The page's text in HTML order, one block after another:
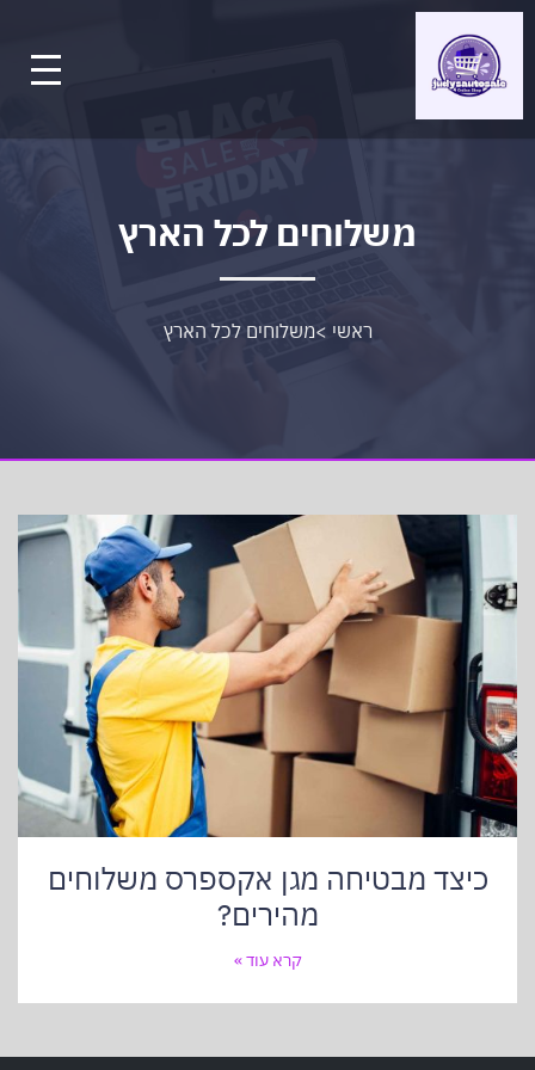
משלוחים לכל הארץ
ראשי >משלוחים לכל הארץ
כיצד מבטיחה מגן אקספרס משלוחים
מהירים?
קרא עוד »